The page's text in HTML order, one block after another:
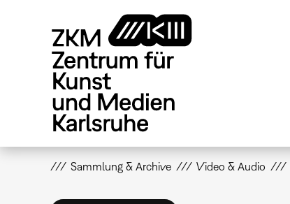
Sammlung & Archive Video & Audio